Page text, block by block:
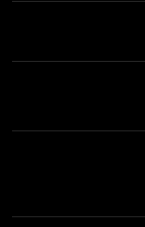
Nossas Lojas